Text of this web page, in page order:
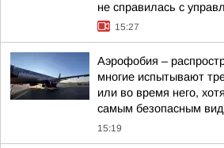
не справилась с
15:27
Аэрофобия –
многие испытывают
или во время него,
самым безопасным
15:19